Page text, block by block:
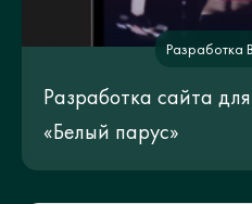
Разработка
Разработка сайта
«Белый парус»